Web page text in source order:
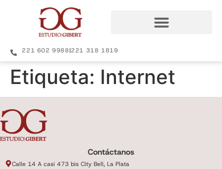
221 602 9988|221 318 1819
Etiqueta: Internet
Contáctanos
Calle 14 A casi 473 bis City Bell, La Plata